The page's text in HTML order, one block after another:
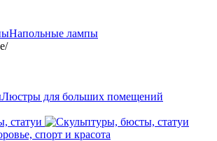
Напольные лампы
/
Люстры для больших помещений
статуи
спорт и красота